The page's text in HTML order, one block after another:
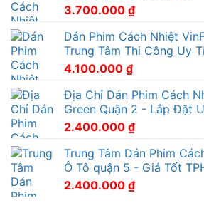
3.700.000 ₫
Dán Phim Cách Nhiệt
Trung Tâm Thi Công Uy
4.100.000 ₫
Địa Chỉ Dán Phim Cách
Green Quận 2 - Lắp Đặt
2.400.000 ₫
Trung Tâm Dán Phim
Ô Tô quận 5 - Giá Tốt
2.400.000 ₫